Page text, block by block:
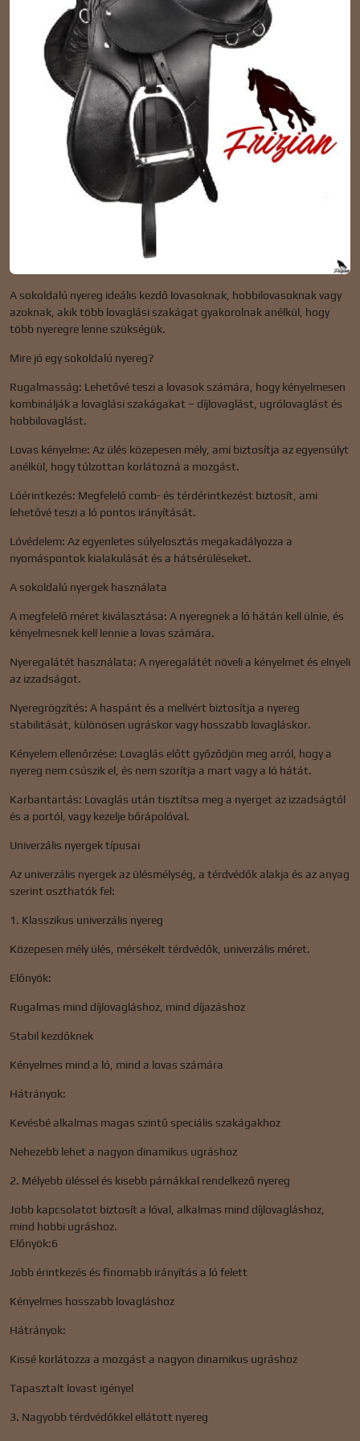
A sokoldalú nyereg ideális kezdő lovasoknak, hobbilovasoknak vagy
azoknak, akik több lovaglási szakágat gyakorolnak anélkül, hogy
több nyeregre lenne szükségük.
Mire jó egy sokoldalú nyereg?
Rugalmasság: Lehetővé teszi a lovasok számára, hogy kényelmesen
kombinálják a lovaglási szakágakat – díjlovaglást, ugrólovaglást és
hobbilovaglást.
Lovas kényelme: Az ülés közepesen mély, ami biztosítja az egyensúlyt
anélkül, hogy túlzottan korlátozná a mozgást.
Lóérintkezés: Megfelelő comb- és térdérintkezést biztosít, ami
lehetővé teszi a ló pontos irányítását.
Lóvédelem: Az egyenletes súlyelosztás megakadályozza a
nyomáspontok kialakulását és a hátsérüléseket.
A sokoldalú nyergek használata
A megfelelő méret kiválasztása: A nyeregnek a ló hátán kell ülnie, és
kényelmesnek kell lennie a lovas számára.
Nyeregalátét használata: A nyeregalátét növeli a kényelmet és elnyeli
az izzadságot.
Nyeregrögzítés: A haspánt és a mellvért biztosítja a nyereg
stabilitását, különösen ugráskor vagy hosszabb lovagláskor.
Kényelem ellenőrzése: Lovaglás előtt győződjön meg arról, hogy a
nyereg nem csúszik el, és nem szorítja a mart vagy a ló hátát.
Karbantartás: Lovaglás után tisztítsa meg a nyerget az izzadságtól
és a portól, vagy kezelje bőrápolóval.
Univerzális nyergek típusai
Az univerzális nyergek az ülésmélység, a térdvédők alakja és az anyag
szerint oszthatók fel:
1. Klasszikus univerzális nyereg
Közepesen mély ülés, mérsékelt térdvédők, univerzális méret.
Előnyök:
Rugalmas mind díjlovagláshoz, mind díjazáshoz
Stabil kezdőknek
Kényelmes mind a ló, mind a lovas számára
Hátrányok:
Kevésbé alkalmas magas szintű speciális szakágakhoz
Nehezebb lehet a nagyon dinamikus ugráshoz
2. Mélyebb üléssel és kisebb párnákkal rendelkező nyereg
Jobb kapcsolatot biztosít a lóval, alkalmas mind díjlovagláshoz,
mind hobbi ugráshoz.
Előnyök:6
Jobb érintkezés és finomabb irányítás a ló felett
Kényelmes hosszabb lovagláshoz
Hátrányok:
Kissé korlátozza a mozgást a nagyon dinamikus ugráshoz
Tapasztalt lovast igényel
3. Nagyobb térdvédőkkel ellátott nyereg